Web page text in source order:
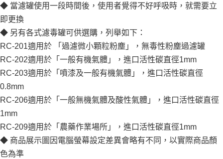
◆ 當濾罐使用一段時間後，使用者覺得不好呼吸時，就需要立
即更換
◆ 另有各式濾毒罐可供選購，列舉如下：
RC-201適用於 「過濾微小顆粒粉塵」，無毒性粉塵過濾罐
RC-202適用於「一般有機氣體」，進口活性碳直徑1mm
RC-203適用於「噴漆及一般有機氣體」，進口活性碳直徑
0.8mm
RC-206適用於「一般無機氣體及酸性氣體」，進口活性碳直徑
1mm
RC-209適用於「農藥作業場所」，進口活性碳直徑1mm
◆ 商品展示圖因電腦螢幕設定差異會略有不同，以實際商品顏
色為準